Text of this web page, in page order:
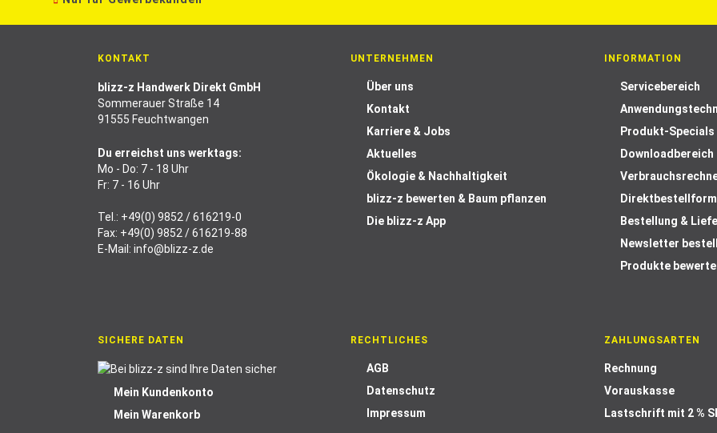
KONTAKT
blizz-z Handwerk Direkt GmbH
Sommerauer Straße 14
91555 Feuchtwangen
Du erreichst uns werktags:
Mo - Do: 7 - 18 Uhr
Fr: 7 - 16 Uhr
Tel.: +49(0) 9852 / 616219-0
Fax: +49(0) 9852 / 616219-88
E-Mail: info@blizz-z.de
UNTERNEHMEN
Über uns
Kontakt
Karriere & Jobs
Aktuelles
Ökologie & Nachhaltigkeit
blizz-z bewerten & Baum pflanzen
Die blizz-z App
INFORMATION
Servicebereich
Produkt-Specials
Downloadbereich
Bestellung &
Newsletter
Produkte
SICHERE DATEN
Mein Kundenkonto
Mein Warenkorb
RECHTLICHES
AGB
Datenschutz
Impressum
ZAHLUNGSARTEN
Rechnung
Vorauskasse
Lastschrift mit 2 %